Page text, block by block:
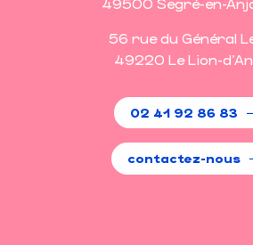
56 rue du Général
49220 Le Lion-
02 41 92 86 83
contactez-nous